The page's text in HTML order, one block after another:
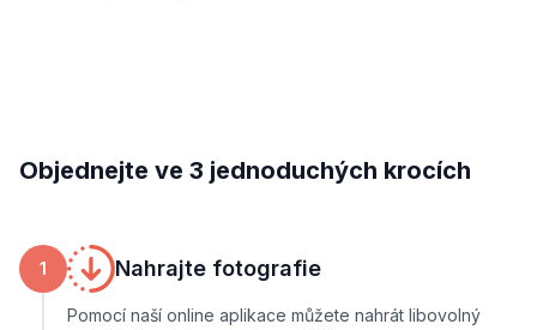
Objednejte ve 3 jednoduchých krocích
1 Nahrajte fotografie
Pomocí naší online aplikace můžete nahrát libovolný